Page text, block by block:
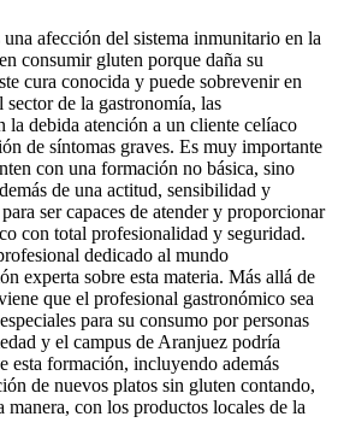
afección del sistema inmunitario en la
consumir gluten porque daña su
cura conocida y puede sobrevenir en
de la gastronomía, las
la debida atención a un cliente celíaco
de síntomas graves. Es muy importante
con una formación no básica, sino
de una actitud, sensibilidad y
ser capaces de atender y proporcionar
con total profesionalidad y seguridad.
dedicado al mundo
experta sobre esta materia. Más allá de
que el profesional gastronómico sea
para su consumo por personas
y el campus de Aranjuez podría
esta formación, incluyendo además
de nuevos platos sin gluten contando,
manera, con los productos locales de la